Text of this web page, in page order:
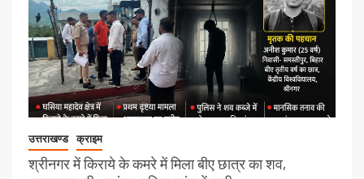
उत्तराखण्ड क्राइम
श्रीनगर में किराये के कमरे में मिला बीए छात्र का शव,